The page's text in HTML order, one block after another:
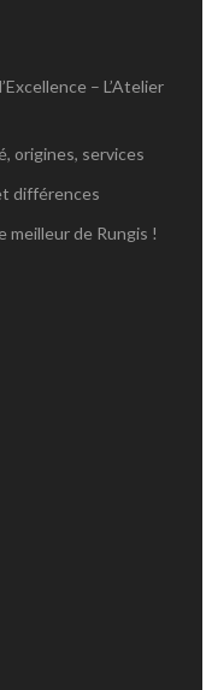
– L’Atelier
origines, services
différences
meilleur de Rungis !